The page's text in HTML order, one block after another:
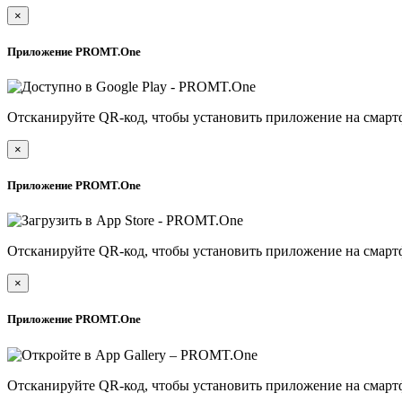
×
Приложение PROMT.One
Отсканируйте QR-код, чтобы установить приложение на
×
Приложение PROMT.One
Отсканируйте QR-код, чтобы установить приложение на
×
Приложение PROMT.One
Отсканируйте QR-код, чтобы установить приложение на